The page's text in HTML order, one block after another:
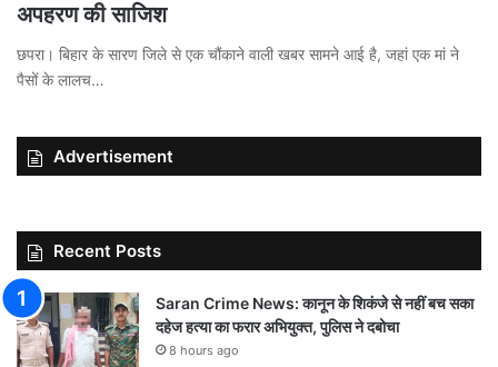
अपहरण की साजिश
छपरा। बिहार के सारण जिले से एक चौंकाने वाली खबर सामने आई है, जहां एक मां ने
पैसों के लालच…
Advertisement
Recent Posts
Saran Crime News: कानून के शिकंजे से नहीं बच सका
दहेज हत्या का फरार अभियुक्त, पुलिस ने दबोचा
8 hours ago